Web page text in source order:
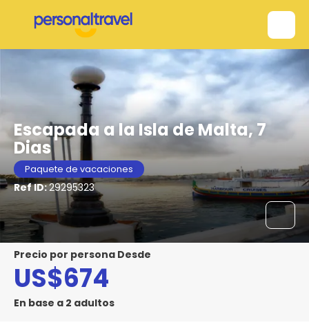
Escapada a la Isla de Malta, 7
Dias
Paquete de vacaciones
Ref ID:29295323
precio por persona Desde
US$674
En base a 2 adultos